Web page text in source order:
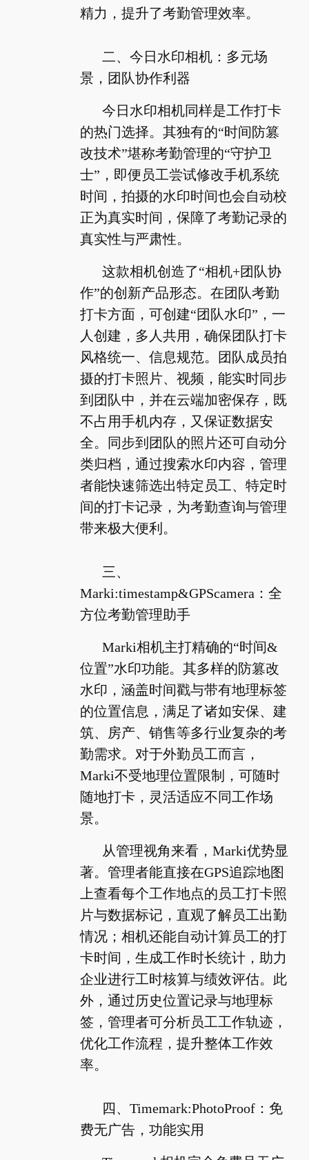
精力，提升了考勤管理效率。
二、今日水印相机：多元场
景，团队协作利器
今日水印相机同样是工作打卡
的热门选择。其独有的“时间防篡
改技术”堪称考勤管理的“守护卫
士”，即便员工尝试修改手机系统
时间，拍摄的水印时间也会自动校
正为真实时间，保障了考勤记录的
真实性与严肃性。
这款相机创造了“相机+团队协
作”的创新产品形态。在团队考勤
打卡方面，可创建“团队水印”，一
人创建，多人共用，确保团队打卡
风格统一、信息规范。团队成员拍
摄的打卡照片、视频，能实时同步
到团队中，并在云端加密保存，既
不占用手机内存，又保证数据安
全。同步到团队的照片还可自动分
类归档，通过搜索水印内容，管理
者能快速筛选出特定员工、特定时
间的打卡记录，为考勤查询与管理
带来极大便利。
三、
Marki:timestamp&GPScamera：全
方位考勤管理助手
Marki相机主打精确的“时间&
位置”水印功能。其多样的防篡改
水印，涵盖时间戳与带有地理标签
的位置信息，满足了诸如安保、建
筑、房产、销售等多行业复杂的考
勤需求。对于外勤员工而言，
Marki不受地理位置限制，可随时
随地打卡，灵活适应不同工作场
景。
从管理视角来看，Marki优势显
著。管理者能直接在GPS追踪地图
上查看每个工作地点的员工打卡照
片与数据标记，直观了解员工出勤
情况；相机还能自动计算员工的打
卡时间，生成工作时长统计，助力
企业进行工时核算与绩效评估。此
外，通过历史位置记录与地理标
签，管理者可分析员工工作轨迹，
优化工作流程，提升整体工作效
率。
四、Timemark:PhotoProof：免
费无广告，功能实用